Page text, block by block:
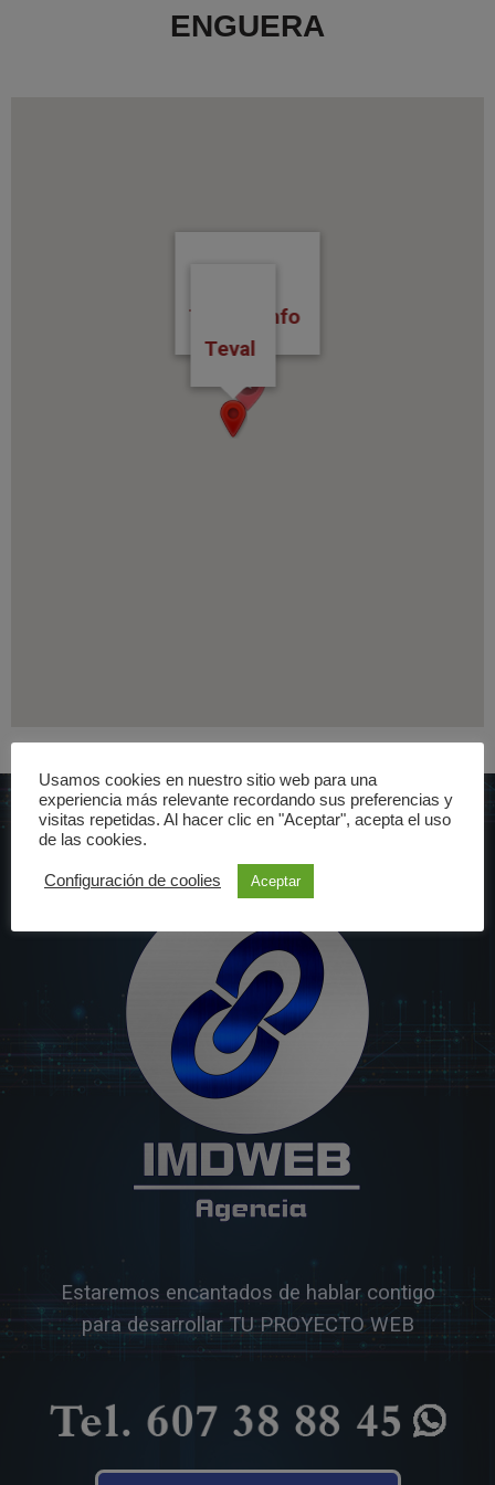
ENGUERA
Teval
Tourist Info
Estaremos encantados de hablar contigo
para desarrollar TU PROYECTO WEB
Usamos cookies en nuestro sitio web para una
experiencia más relevante recordando sus preferencias y
visitas repetidas. Al hacer clic en "Aceptar", acepta el uso
de las cookies.
Configuración de coolies Aceptar